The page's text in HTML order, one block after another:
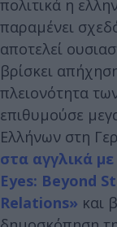
πολιτικά η
παραμένει
αποτελεί
βρίσκει
πλειονότητα
επιθυμούσε
Ελλήνων στη
στα αγγλικά
Eyes: Beyond
Relations» και